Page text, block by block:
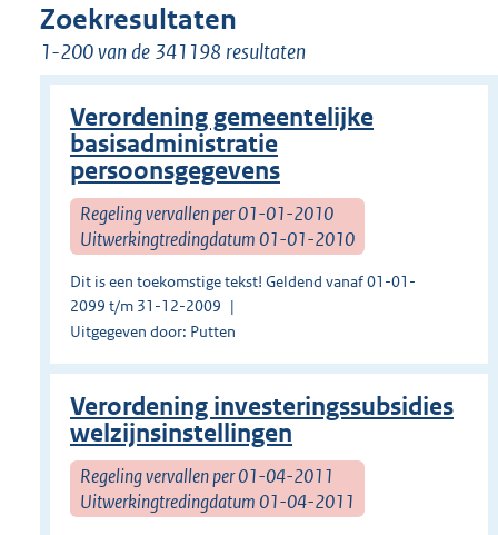
Zoekresultaten
1-200 van de 341198 resultaten
Verordening gemeentelijke
basisadministratie
persoonsgegevens
Regeling vervallen per 01-01-2010
Uitwerkingtredingdatum 01-01-2010
Dit is een toekomstige tekst! Geldend vanaf 01-01-
2099 t/m 31-12-2009
Uitgegeven door: Putten
Verordening investeringssubsidies
welzijnsinstellingen
Regeling vervallen per 01-04-2011
Uitwerkingtredingdatum 01-04-2011